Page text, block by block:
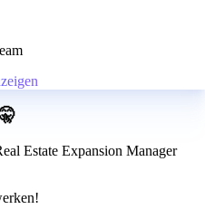
Estate Expansion Manager